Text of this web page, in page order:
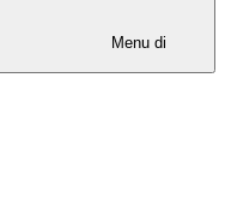
Menu di